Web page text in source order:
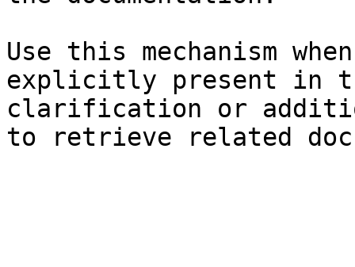
Use this mechanism
explicitly present in
clarification or